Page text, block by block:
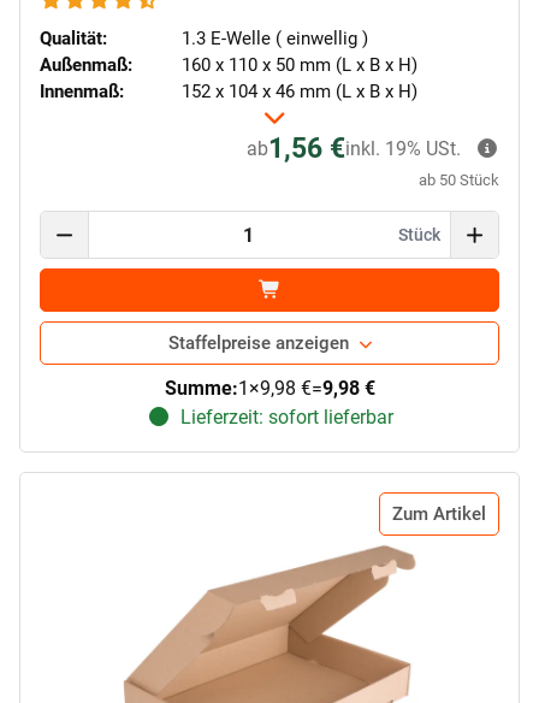
Qualität:
1.3 E-Welle ( einwellig )
Außenmaß:
160 x 110 x 50 mm (L x B x H)
Innenmaß:
152 x 104 x 46 mm (L x B x H)
ab1,56 €
ab 50 Stück
inkl. 19% USt.
Stück
Staffelpreise anzeigen
Summe:1 ×9,98 €=9,98 €
Lieferzeit: sofort lieferbar
Zum Artikel